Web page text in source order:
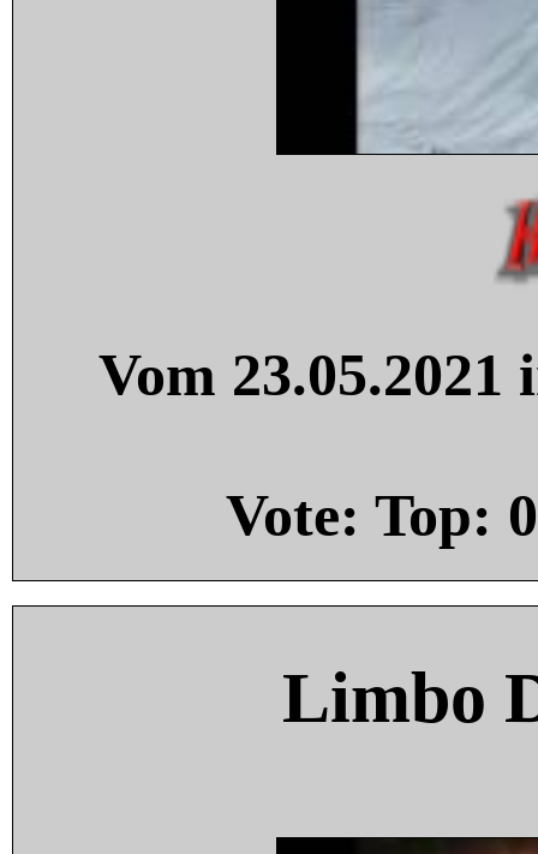
Vom
Vote: Top: 0
Limbo